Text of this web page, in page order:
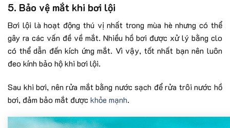
5. Bảo vệ mắt khi bơi lội
Bơi lội là hoạt động thú vị nhất trong mùa hè nhưng có thể
gây ra các vấn đề về mắt. Nhiều hồ bơi được xử lý bằng clo
có thể dẫn đến kích ứng mắt. Vì vậy, tốt nhất bạn nên luôn
đeo kính bảo hộ khi bơi lội.
Sau khi bơi, nên rửa mắt bằng nước sạch để rửa trôi nước hồ
bơi, đảm bảo mắt được khỏe mạnh.